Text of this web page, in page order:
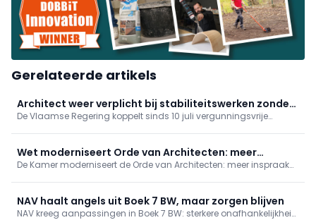
Gerelateerde artikels
Architect weer verplicht bij stabiliteitswerken zonder
vergunning
De Vlaamse Regering koppelt sinds 10 juli vergunningsvrije
behouden met kwaliteits- en veiligheidswaarborg.
Wet moderniseert Orde van Architecten: meer
inspraak en transparantie
De Kamer moderniseert de Orde van Architecten: meer inspraak
Verkiezingen dit najaar verlopen al volgens de nieuwe regels.
NAV haalt angels uit Boek 7 BW, maar zorgen blijven
NAV kreeg aanpassingen in Boek 7 BW: sterkere onafhankelijkheid